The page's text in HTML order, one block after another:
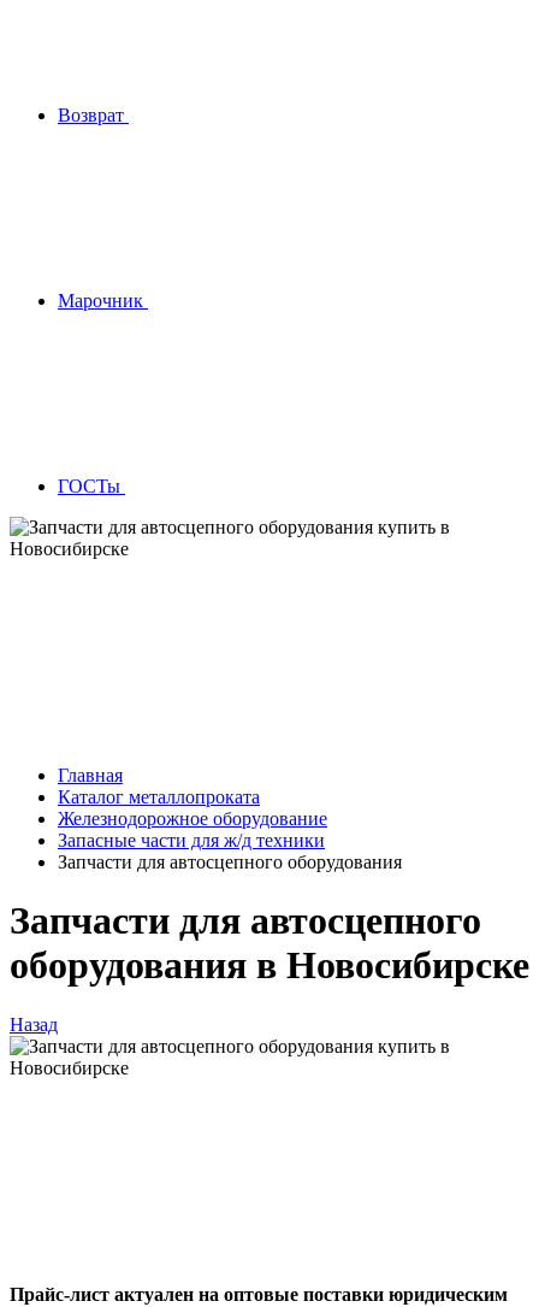
Возврат
Марочник
ГОСТы
Главная
Каталог металлопроката
Железнодорожное оборудование
Запасные части для ж/д техники
Запчасти для автосцепного оборудования
Запчасти для автосцепного
оборудования в Новосибирске
Назад
Прайс-лист актуален на оптовые поставки юридическим